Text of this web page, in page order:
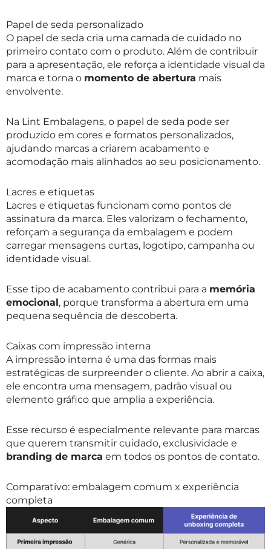
Papel de seda personalizado
O papel de seda cria uma camada de cuidado no
primeiro contato com o produto. Além de contribuir
para a apresentação, ele reforça a identidade visual da
marca e torna o momento de abertura mais
envolvente.
Na Lint Embalagens, o papel de seda pode ser
produzido em cores e formatos personalizados,
ajudando marcas a criarem acabamento e
acomodação mais alinhados ao seu posicionamento.
Lacres e etiquetas
Lacres e etiquetas funcionam como pontos de
assinatura da marca. Eles valorizam o fechamento,
reforçam a segurança da embalagem e podem
carregar mensagens curtas, logotipo, campanha ou
identidade visual.
Esse tipo de acabamento contribui para a memória
emocional, porque transforma a abertura em uma
pequena sequência de descoberta.
Caixas com impressão interna
A impressão interna é uma das formas mais
estratégicas de surpreender o cliente. Ao abrir a caixa,
ele encontra uma mensagem, padrão visual ou
elemento gráfico que amplia a experiência.
Esse recurso é especialmente relevante para marcas
que querem transmitir cuidado, exclusividade e
branding de marca em todos os pontos de contato.
Comparativo: embalagem comum x experiência
completa